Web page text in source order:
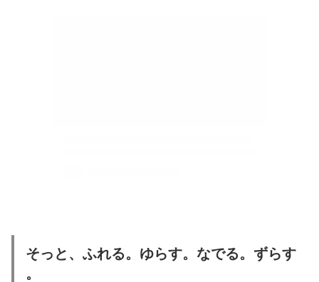
そっと、ふれる。ゆらす。なでる。ずらす
。